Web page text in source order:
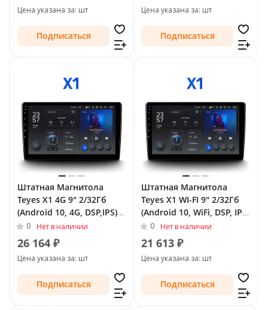
Цена указана за: шт
Подписаться
Цена указана за: шт
Подписаться
Штатная Магнитола
Teyes X1 4G 9" 2/32Гб
(Android 10, 4G, DSP,IPS)
для Opel Mokka I 2012 -
2016
0 Нет в наличии
26 164 ₽
Цена указана за: шт
Подписаться
Штатная Магнитола
Teyes X1 WI-FI 9" 2/32Гб
(Android 10, WiFi, DSP, IPS)
для Opel Zafira B 2005 -
2008 Тип-F2
0 Нет в наличии
21 613 ₽
Цена указана за: шт
Подписаться